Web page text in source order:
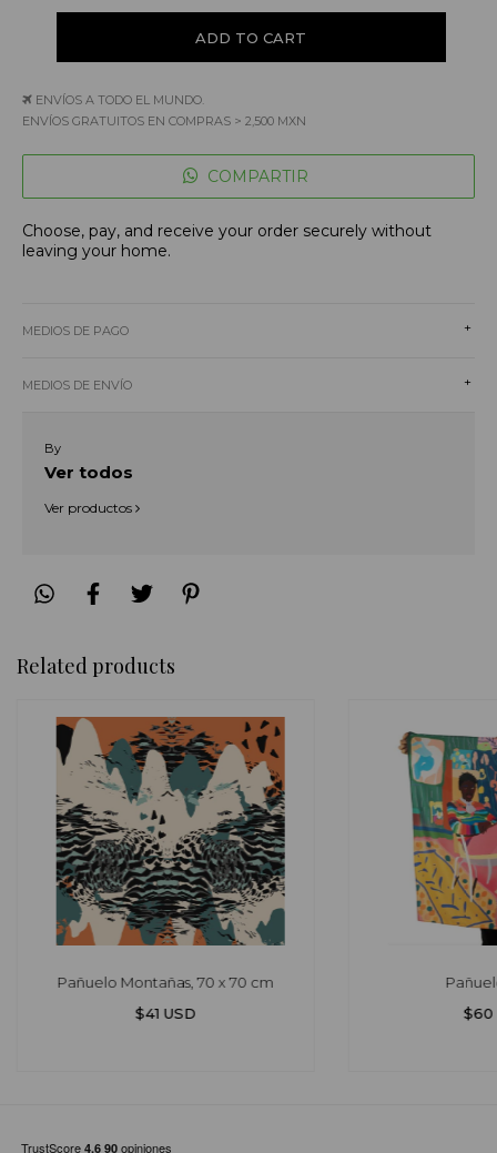
ENVÍOS A TODO EL MUNDO.
ENVÍOS GRATUITOS EN COMPRAS > 2,500 MXN
COMPARTIR
Choose, pay, and receive your order securely without
leaving your home.
+
MEDIOS DE PAGO
+
MEDIOS DE ENVÍO
By
Ver todos
Ver productos
Related products
Pañuelo Montañas, 70 x 70 cm
$41 USD
$60